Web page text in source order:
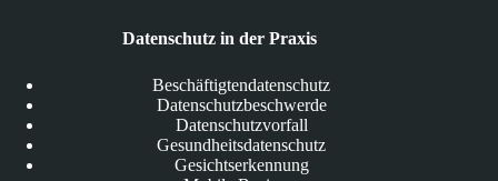
Datenschutz in der Praxis
Beschäftigtendatenschutz
Datenschutzbeschwerde
Datenschutzvorfall
Gesundheitsdatenschutz
Gesichtserkennung